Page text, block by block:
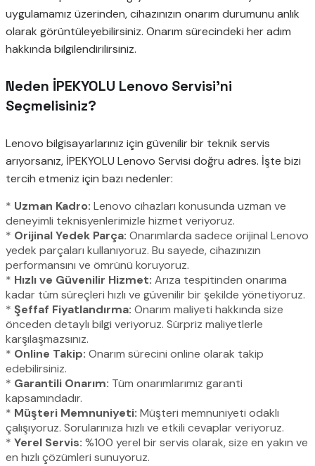
uygulamamız üzerinden, cihazınızın onarım durumunu anlık
olarak görüntüleyebilirsiniz. Onarım sürecindeki her adım
hakkında bilgilendirilirsiniz.
Neden İPEKYOLU Lenovo Servisi’ni
Seçmelisiniz?
Lenovo bilgisayarlarınız için güvenilir bir teknik servis
arıyorsanız, İPEKYOLU Lenovo Servisi doğru adres. İşte bizi
tercih etmeniz için bazı nedenler:
* Uzman Kadro: Lenovo cihazları konusunda uzman ve
deneyimli teknisyenlerimizle hizmet veriyoruz.
* Orijinal Yedek Parça: Onarımlarda sadece orijinal Lenovo
yedek parçaları kullanıyoruz. Bu sayede, cihazınızın
performansını ve ömrünü koruyoruz.
* Hızlı ve Güvenilir Hizmet: Arıza tespitinden onarıma
kadar tüm süreçleri hızlı ve güvenilir bir şekilde yönetiyoruz.
* Şeffaf Fiyatlandırma: Onarım maliyeti hakkında size
önceden detaylı bilgi veriyoruz. Sürpriz maliyetlerle
karşılaşmazsınız.
* Online Takip: Onarım sürecini online olarak takip
edebilirsiniz.
* Garantili Onarım: Tüm onarımlarımız garanti
kapsamındadır.
* Müşteri Memnuniyeti: Müşteri memnuniyeti odaklı
çalışıyoruz. Sorularınıza hızlı ve etkili cevaplar veriyoruz.
* Yerel Servis: %100 yerel bir servis olarak, size en yakın ve
en hızlı çözümleri sunuyoruz.